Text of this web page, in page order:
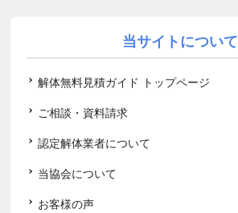
当サイトについて
解体無料見積ガイド トップページ
ご相談・資料請求
認定解体業者について
当協会について
お客様の声